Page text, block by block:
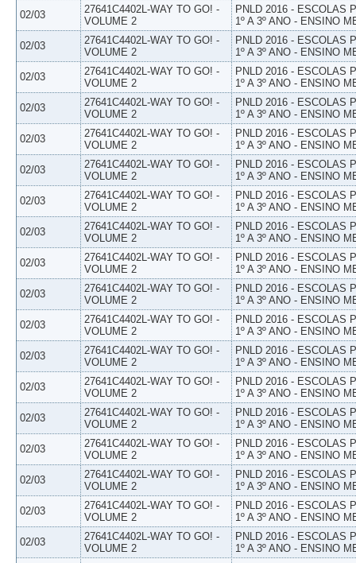
02/03
27641C4402L-WAY TO GO! -
VOLUME 2
PNLD 2016 - ESCOLAS
1º A 3º ANO - ENSINO
02/03
27641C4402L-WAY TO GO! -
VOLUME 2
PNLD 2016 - ESCOLAS
1º A 3º ANO - ENSINO
02/03
27641C4402L-WAY TO GO! -
VOLUME 2
PNLD 2016 - ESCOLAS
1º A 3º ANO - ENSINO
02/03
27641C4402L-WAY TO GO! -
VOLUME 2
PNLD 2016 - ESCOLAS
1º A 3º ANO - ENSINO
02/03
27641C4402L-WAY TO GO! -
VOLUME 2
PNLD 2016 - ESCOLAS
1º A 3º ANO - ENSINO
02/03
27641C4402L-WAY TO GO! -
VOLUME 2
PNLD 2016 - ESCOLAS
1º A 3º ANO - ENSINO
02/03
27641C4402L-WAY TO GO! -
VOLUME 2
PNLD 2016 - ESCOLAS
1º A 3º ANO - ENSINO
02/03
27641C4402L-WAY TO GO! -
VOLUME 2
PNLD 2016 - ESCOLAS
1º A 3º ANO - ENSINO
02/03
27641C4402L-WAY TO GO! -
VOLUME 2
PNLD 2016 - ESCOLAS
1º A 3º ANO - ENSINO
02/03
27641C4402L-WAY TO GO! -
VOLUME 2
PNLD 2016 - ESCOLAS
1º A 3º ANO - ENSINO
02/03
27641C4402L-WAY TO GO! -
VOLUME 2
PNLD 2016 - ESCOLAS
1º A 3º ANO - ENSINO
02/03
27641C4402L-WAY TO GO! -
VOLUME 2
PNLD 2016 - ESCOLAS
1º A 3º ANO - ENSINO
02/03
27641C4402L-WAY TO GO! -
VOLUME 2
PNLD 2016 - ESCOLAS
1º A 3º ANO - ENSINO
02/03
27641C4402L-WAY TO GO! -
VOLUME 2
PNLD 2016 - ESCOLAS
1º A 3º ANO - ENSINO
02/03
27641C4402L-WAY TO GO! -
VOLUME 2
PNLD 2016 - ESCOLAS
1º A 3º ANO - ENSINO
02/03
27641C4402L-WAY TO GO! -
VOLUME 2
PNLD 2016 - ESCOLAS
1º A 3º ANO - ENSINO
02/03
27641C4402L-WAY TO GO! -
VOLUME 2
PNLD 2016 - ESCOLAS
1º A 3º ANO - ENSINO
02/03
27641C4402L-WAY TO GO! -
VOLUME 2
PNLD 2016 - ESCOLAS
1º A 3º ANO - ENSINO